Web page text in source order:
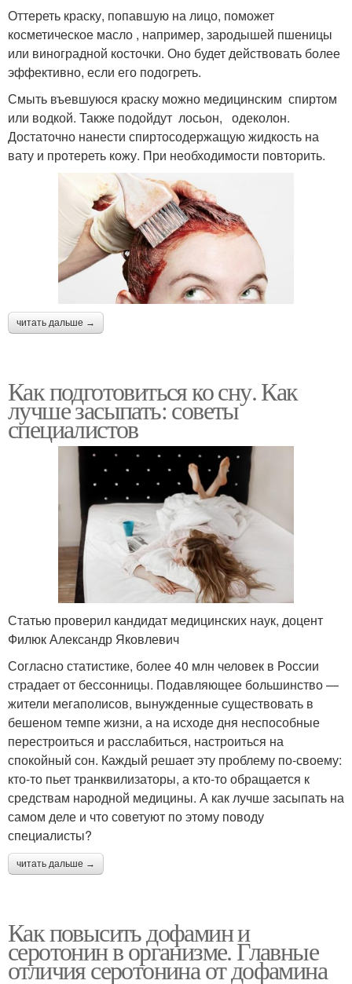
Оттереть краску, попавшую на лицо, поможет
косметическое масло , например, зародышей пшеницы
или виноградной косточки. Оно будет действовать более
эффективно, если его подогреть.
Смыть въевшуюся краску можно медицинским спиртом
или водкой. Также подойдут лосьон, одеколон.
Достаточно нанести спиртосодержащую жидкость на
вату и протереть кожу. При необходимости повторить.
читать дальше →
Как подготовиться ко сну. Как
лучше засыпать: советы
специалистов
Статью проверил кандидат медицинских наук, доцент
Филюк Александр Яковлевич
Согласно статистике, более 40 млн человек в России
страдает от бессонницы. Подавляющее большинство —
жители мегаполисов, вынужденные существовать в
бешеном темпе жизни, а на исходе дня неспособные
перестроиться и расслабиться, настроиться на
спокойный сон. Каждый решает эту проблему по-своему:
кто-то пьет транквилизаторы, а кто-то обращается к
средствам народной медицины. А как лучше засыпать на
самом деле и что советуют по этому поводу
специалисты?
читать дальше →
Как повысить дофамин и
серотонин в организме. Главные
отличия серотонина от дофамина